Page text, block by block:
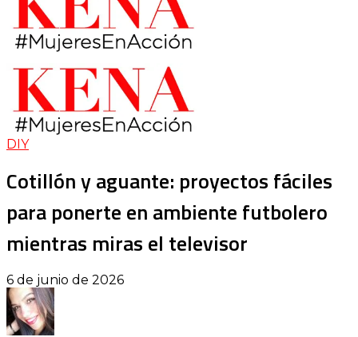
DIY
Cotillón y aguante: proyectos fáciles
para ponerte en ambiente futbolero
mientras miras el televisor
6 de junio de 2026